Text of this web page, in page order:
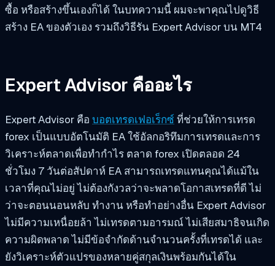
ซื้อ หรือสร้างขึ้นเองก็ได้ ในบทความนี้ ผมจะพาคุณไปดูวิธี
สร้าง EA ของตัวเอง รวมถึงวิธีรัน Expert Advisor บน MT4
Expert Advisor คืออะไร
Expert Advisor คือ บอตเทรดเฟอเร็กซ์ ที่ช่วยให้การเทรด
forex เป็นแบบอัตโนมัติ EA ใช้อัลกอริทึมการเทรดและการ
วิเคราะห์ตลาดเพื่อทำกำไร ตลาด forex เปิดตลอด 24
ชั่วโมง 7 วันต่อสัปดาห์ EA สามารถเทรดแทนคุณได้แม้ใน
เวลาที่คุณไม่อยู่ ไม่ต้องกังวลว่าจะพลาดโอกาสเทรดที่ดี ไม่
ว่าจะตอนนอนหลับ ทำงาน หรือทำอย่างอื่น Expert Advisor
ไม่มีความเหนื่อยล้า ไม่เทรดตามอารมณ์ ไม่เสียสมาธิจนเกิด
ความผิดพลาด ไม่มีข้อจำกัดด้านจำนวนครั้งที่เทรดได้ และ
ยังวิเคราะห์ตัวแปรของหลายคู่สกุลเงินพร้อมกันได้ใน